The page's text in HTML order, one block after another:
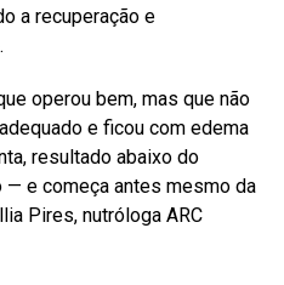
a recuperação e
operou bem, mas que não
e ficou com edema
resultado abaixo do
e começa antes mesmo da
Pires, nutróloga ARC